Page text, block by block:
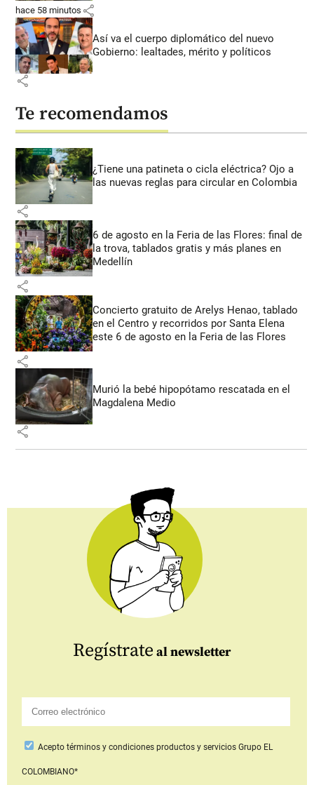
hace 58 minutos share
Así va el cuerpo diplomático del nuevo
Gobierno: lealtades, mérito y políticos
share
Te recomendamos
¿Tiene una patineta o cicla eléctrica? Ojo a
las nuevas reglas para circular en Colombia
share
6 de agosto en la Feria de las Flores: final de
la trova, tablados gratis y más planes en
Medellín
share
Concierto gratuito de Arelys Henao, tablado
en el Centro y recorridos por Santa Elena
este 6 de agosto en la Feria de las Flores
share
Murió la bebé hipopótamo rescatada en el
Magdalena Medio
share
Regístrate al newsletter
Aceptotérminos y condiciones productos y serviciosGrupo EL
COLOMBIANO*